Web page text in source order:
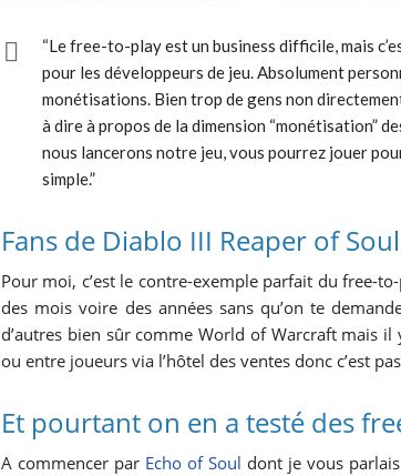
“Le free-to-play est un business difficile, mais
pour les développeurs de jeu. Absolument
monétisations. Bien trop de gens non
à dire à propos de la dimension “monétisation”
nous lancerons notre jeu, vous pourrez jouer
simple.”
Fans de Diablo III Reaper of
Pour moi, c’est le contre-exemple parfait du free-
des mois voire des années sans qu’on te
d’autres bien sûr comme World of Warcraft mais
ou entre joueurs via l’hôtel des ventes donc c’est
Et pourtant on en a testé des
A commencer par Echo of Soul dont je vous